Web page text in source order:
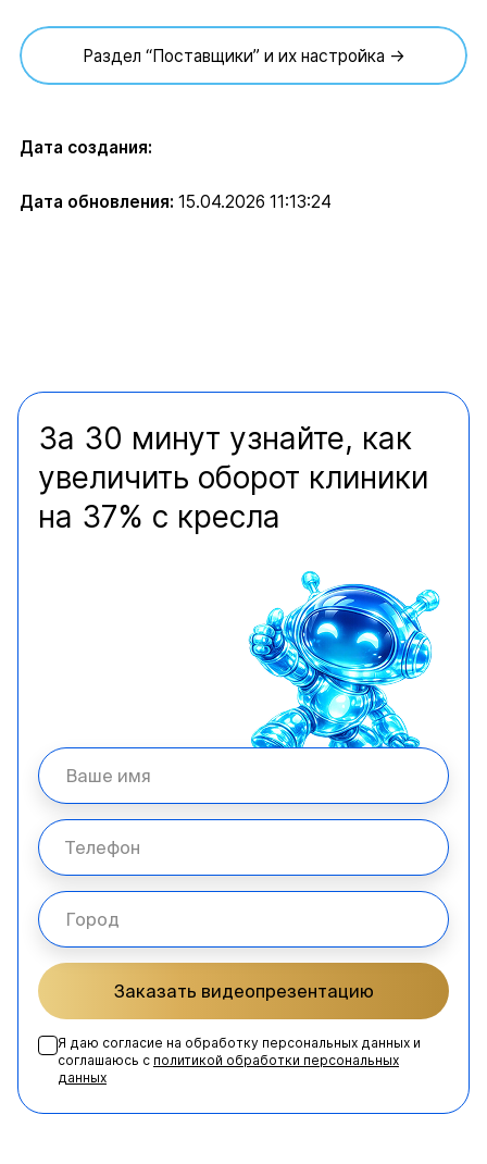
Раздел “Поставщики” и их настройка →
Дата создания:
Дата обновления: 15.04.2026 11:13:24
За 30 минут узнайте, как
увеличить оборот клиники
на 37% с кресла
Заказать видеопрезентацию
Я даю согласие на обработку персональных данных и
соглашаюсь с политикой обработки персональных
данных